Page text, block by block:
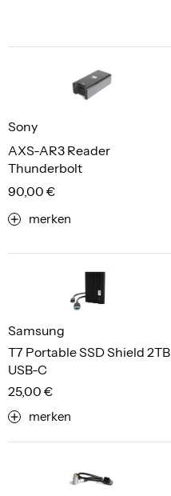
AXS-AR3 Reader
Thunderbolt
Sony
90,00 €
merken
T7 Portable SSD Shield 2TB
USB-C
Samsung
25,00 €
merken